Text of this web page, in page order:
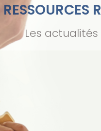
RESSOURCES
Les actualités